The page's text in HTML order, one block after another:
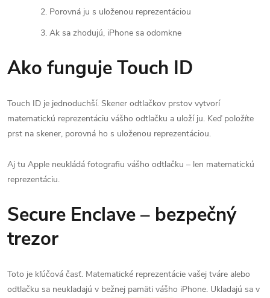
Porovná ju s uloženou reprezentáciou
Ak sa zhodujú, iPhone sa odomkne
Ako funguje Touch ID
Touch ID je jednoduchší. Skener odtlačkov prstov vytvorí
matematickú reprezentáciu vášho odtlačku a uloží ju. Keď položíte
prst na skener, porovná ho s uloženou reprezentáciou.
Aj tu Apple neukládá fotografiu vášho odtlačku – len matematickú
reprezentáciu.
Secure Enclave – bezpečný
trezor
Toto je kľúčová časť. Matematické reprezentácie vašej tváre alebo
odtlačku sa neukladajú v bežnej pamäti vášho iPhone. Ukladajú sa v